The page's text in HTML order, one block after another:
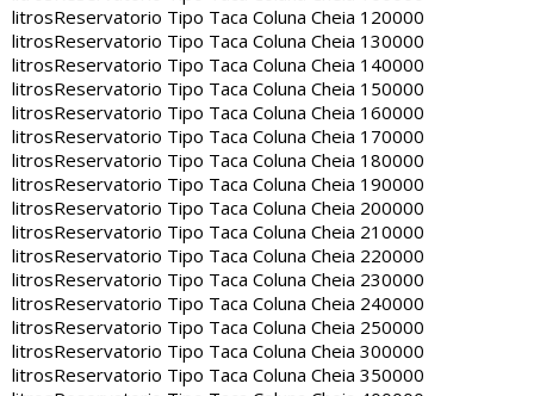
litrosReservatorio Tipo Taca Coluna Cheia 120000
litrosReservatorio Tipo Taca Coluna Cheia 130000
litrosReservatorio Tipo Taca Coluna Cheia 140000
litrosReservatorio Tipo Taca Coluna Cheia 150000
litrosReservatorio Tipo Taca Coluna Cheia 160000
litrosReservatorio Tipo Taca Coluna Cheia 170000
litrosReservatorio Tipo Taca Coluna Cheia 180000
litrosReservatorio Tipo Taca Coluna Cheia 190000
litrosReservatorio Tipo Taca Coluna Cheia 200000
litrosReservatorio Tipo Taca Coluna Cheia 210000
litrosReservatorio Tipo Taca Coluna Cheia 220000
litrosReservatorio Tipo Taca Coluna Cheia 230000
litrosReservatorio Tipo Taca Coluna Cheia 240000
litrosReservatorio Tipo Taca Coluna Cheia 250000
litrosReservatorio Tipo Taca Coluna Cheia 300000
litrosReservatorio Tipo Taca Coluna Cheia 350000